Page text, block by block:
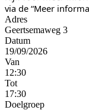
via de “Meer
Adres
Geertsemaweg 3
Datum
19/09/2026
Van
12:30
Tot
17:30
Doelgroep